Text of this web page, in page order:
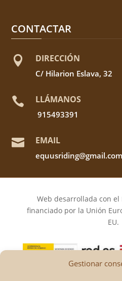
Gestionar
CONTACTAR
 DIRECCIÓN
C/ Hilarion Eslava, 32
 LLÁMANOS
915493391
 EMAIL
equusriding@gmail.com
Web desarrollada con
financiado por la Unión
EU.